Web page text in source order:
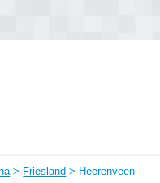
> Friesland > Heerenveen